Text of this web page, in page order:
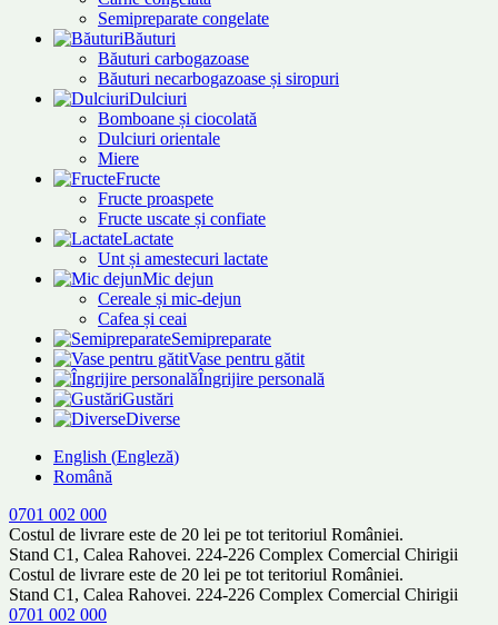
Semipreparate congelate
Băuturi
Băuturi carbogazoase
Băuturi necarbogazoase și siropuri
Dulciuri
Bomboane și ciocolată
Dulciuri orientale
Miere
Fructe
Fructe proaspete
Fructe uscate și confiate
Lactate
Unt și amestecuri lactate
Mic dejun
Cereale și mic-dejun
Cafea și ceai
Semipreparate
Vase pentru gătit
Îngrijire personală
Gustări
Diverse
English (Engleză)
Română
0701 002 000
Costul de livrare este de 20 lei pe tot teritoriul României.
Stand C1, Calea Rahovei. 224-226 Complex Comercial Chirigii
Costul de livrare este de 20 lei pe tot teritoriul României.
Stand C1, Calea Rahovei. 224-226 Complex Comercial Chirigii
0701 002 000